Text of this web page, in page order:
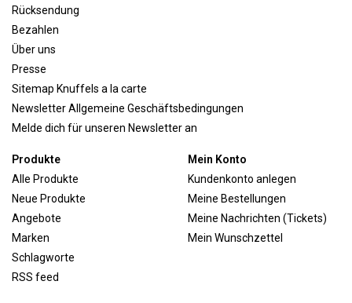
Rücksendung
Bezahlen
Über uns
Presse
Sitemap Knuffels a la carte
Newsletter Allgemeine Geschäftsbedingungen
Melde dich für unseren Newsletter an
Produkte
Alle Produkte
Neue Produkte
Angebote
Marken
Schlagworte
RSS feed
Mein Konto
Kundenkonto anlegen
Meine Bestellungen
Meine Nachrichten (Tickets)
Mein Wunschzettel